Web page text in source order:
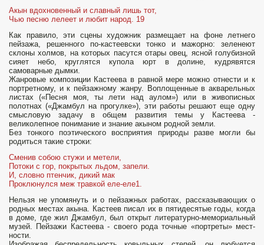
Акын вдохновенный и славный лишь тот,
Чью песню лелеет и любит народ. 19
Как правило, эти сцены художник размещает на фоне летнего
пейзажа, решен­ного по-кастеевски тонко и мажорно: зеленеют
склоны холмов, на которых пасутся отары овец, ясной голубизной
сияет небо, круглятся купола юрт в долине, кудрявятся
самоварные дымки.
Жанровые композиции Кастеева в равной мере можно отнести и к
портрет­ному, и к пейзажному жанру. Воплощенные в акварельных
листах («Песня моя, ты лети над аулом») или в живописных
полотнах («Джамбул на про­гулке»), эти работы решают еще одну
смысловую задачу в общем развития темы у Кастеева -
великолепное понимание и знание акыном родной земли.
Без тонкого поэтического восприятия природы разве могли бы
родиться такие строки:
Сменив собою стужи и метели,
Потоки с гор, покрытых льдом, запели.
И, словно птенчик, дикий мак
Проклюнулся меж травкой еле-еле1.
Нельзя не упомянуть и о пей­зажных работах, рассказываю­щих о
родных местах акына. Кастеев писал их в пятидеся­тые годы, когда
в доме, где жил Джамбул, был открыт литературно-мемориальный
му­зей. Пейзажи Кастеева - своего рода точные «портреты» мест­
ности.